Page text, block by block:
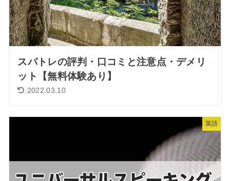
スパトレの評判・口コミと注意点・デメリ
ット【無料体験あり】
2022.03.10
英語